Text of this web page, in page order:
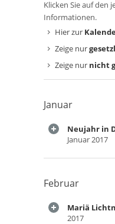
Klicken Sie auf den
Informationen.
Hier zur
Zeige nur
Zeige nur nicht
Januar
Neujahr in
Januar 2017
Februar
Mariä
2017